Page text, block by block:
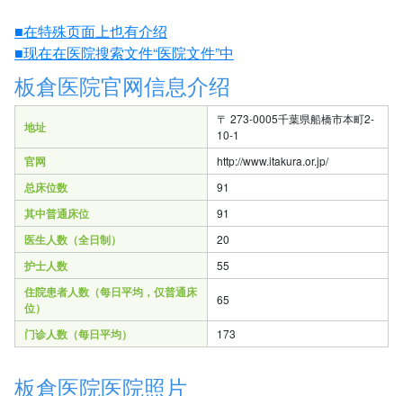
■在特殊页面上也有介绍
■现在在医院搜索文件“医院文件”中
板倉医院官网信息介绍
地址
〒 273-0005千葉県船橋市本町2-
10-1
官网 http://www.itakura.or.jp/
总床位数 91
其中普通床位 91
医生人数（全日制） 20
护士人数 55
住院患者人数（每日平均，仅普通床
位）
65
门诊人数（每日平均） 173
板倉医院医院照片